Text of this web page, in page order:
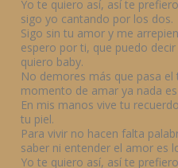
Yo te quiero así, así te
sigo yo cantando por los dos.
Sigo sin tu amor y me
espero por ti, que puedo
quiero baby.
No demores más que pasa
momento de amar ya nada
En mis manos vive tu
tu piel.
Para vivir no hacen falta
saber ni entender el amor es
Yo te quiero así, así te